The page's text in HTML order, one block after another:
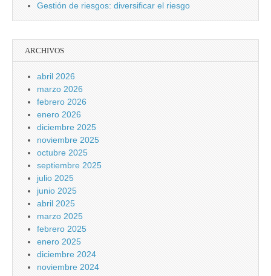
Gestión de riesgos: diversificar el riesgo
ARCHIVOS
abril 2026
marzo 2026
febrero 2026
enero 2026
diciembre 2025
noviembre 2025
octubre 2025
septiembre 2025
julio 2025
junio 2025
abril 2025
marzo 2025
febrero 2025
enero 2025
diciembre 2024
noviembre 2024